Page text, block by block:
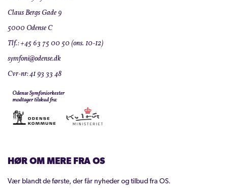
Claus Bergs Gade 9
5000 Odense C
Tlf.: +45 63 75 00 50 (ons. 10-12)
symfoni@odense.dk
Cvr-nr: 41 93 33 48
HØR OM MERE FRA OS
Vær blandt de første, der får nyheder og tilbud fra OS.